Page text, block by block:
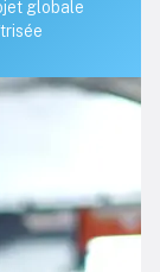
globale